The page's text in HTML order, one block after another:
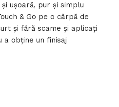
ușoară, pur și simplu
& Go pe o cârpă de
și fără scame și aplicați
obține un finisaj